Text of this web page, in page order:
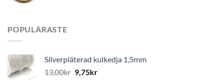
POPULÄRASTE
Silverpläterad kulkedja 1,5mm
13,00kr 9,75kr